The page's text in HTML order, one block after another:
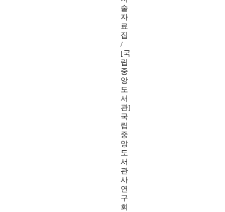
술
자
료
집
/
[국
립
중
앙
도
서
관]
국
립
중
앙
도
서
관
사
연
구
회